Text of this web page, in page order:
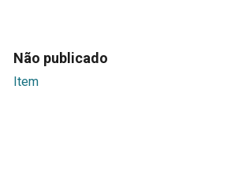
Não publicado
Item